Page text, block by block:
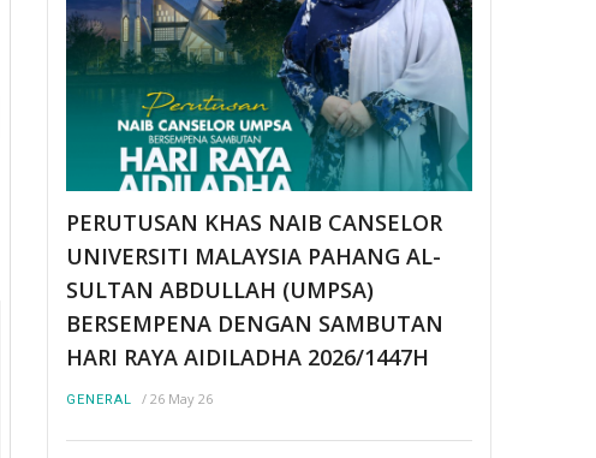
PERUTUSAN KHAS NAIB CANSELOR
UNIVERSITI MALAYSIA PAHANG AL-
SULTAN ABDULLAH (UMPSA)
BERSEMPENA DENGAN SAMBUTAN
HARI RAYA AIDILADHA 2026/1447H
GENERAL / 26 May 26